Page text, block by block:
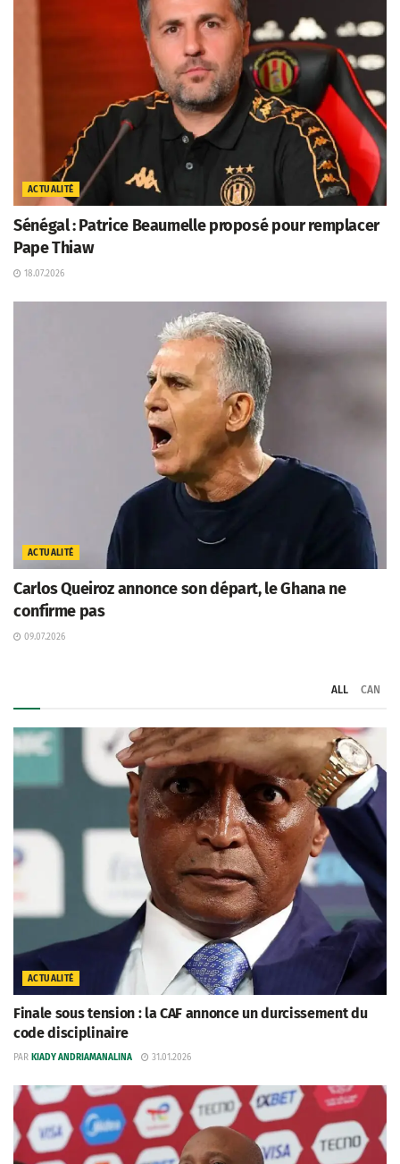
ACTUALITÉ
Sénégal : Patrice Beaumelle proposé pour remplacer
Pape Thiaw
18.07.2026
ACTUALITÉ
Carlos Queiroz annonce son départ, le Ghana ne
confirme pas
09.07.2026
ALL CAN
ACTUALITÉ
Finale sous tension : la CAF annonce un durcissement du
code disciplinaire
PAR KIADY ANDRIAMANALINA 31.01.2026